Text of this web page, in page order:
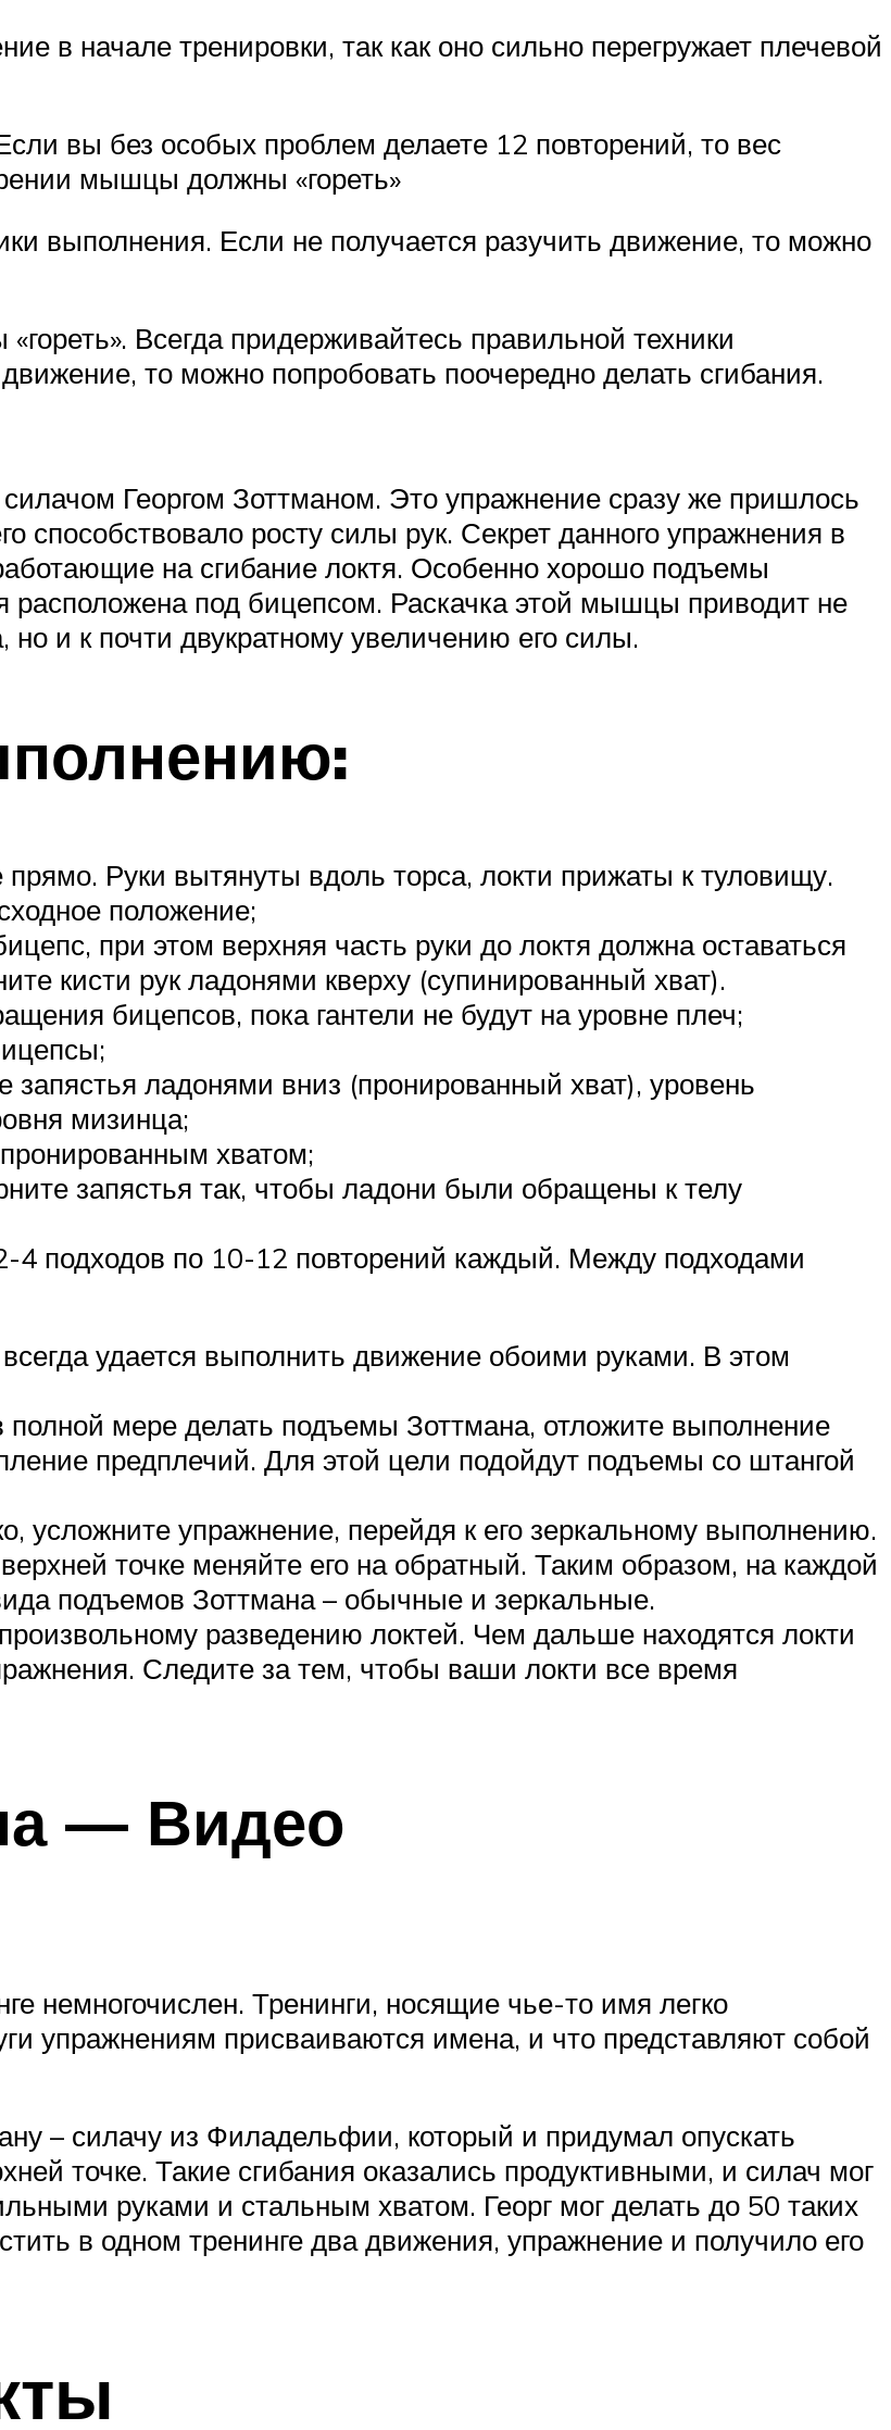
в начале тренировки, так как оно сильно перегружает плечевой
вы без особых проблем делаете 12 повторений, то вес
мышцы должны «гореть»
выполнения. Если не получается разучить движение, то можно
Всегда придерживайтесь правильной техники
то можно попробовать поочередно делать сгибания.
Георгом Зоттманом. Это упражнение сразу же пришлось
способствовало росту силы рук. Секрет данного упражнения в
на сгибание локтя. Особенно хорошо подъемы
под бицепсом. Раскачка этой мышцы приводит не
и к почти двукратному увеличению его силы.
прямо. Руки вытянуты вдоль торса, локти прижаты к туловищу.
положение;
при этом верхняя часть руки до локтя должна оставаться
кисти рук ладонями кверху (супинированный хват).
бицепсов, пока гантели не будут на уровне плеч;
ладонями вниз (пронированный хват), уровень
мизинца;
хватом;
запястья так, чтобы ладони были обращены к телу
4 подходов по 10-12 повторений каждый. Между подходами
удается выполнить движение обоими руками. В этом
мере делать подъемы Зоттмана, отложите выполнение
предплечий. Для этой цели подойдут подъемы со штангой
усложните упражнение, перейдя к его зеркальному выполнению.
точке меняйте его на обратный. Таким образом, на каждой
подъемов Зоттмана – обычные и зеркальные.
разведению локтей. Чем дальше находятся локти
Следите за тем, чтобы ваши локти все время
— Видео
немногочислен. Тренинги, носящие чье-то имя легко
упражнениям присваиваются имена, и что представляют собой
– силачу из Филадельфии, который и придумал опускать
точке. Такие сгибания оказались продуктивными, и силач мог
руками и стальным хватом. Георг мог делать до 50 таких
в одном тренинге два движения, упражнение и получило его